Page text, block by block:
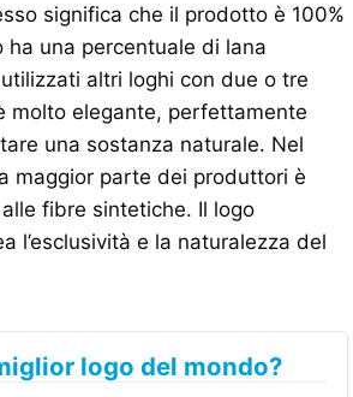
significa che il prodotto è 100%
ha una percentuale di lana
altri loghi con due o tre
molto elegante, perfettamente
una sostanza naturale. Nel
maggior parte dei produttori è
fibre sintetiche. Il logo
l’esclusività e la naturalezza del
logo del mondo?